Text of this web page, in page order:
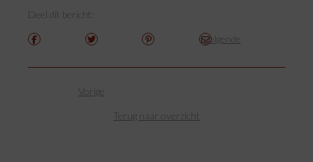
Deel dit bericht:
Vorige
Volgende
Terug naar overzicht